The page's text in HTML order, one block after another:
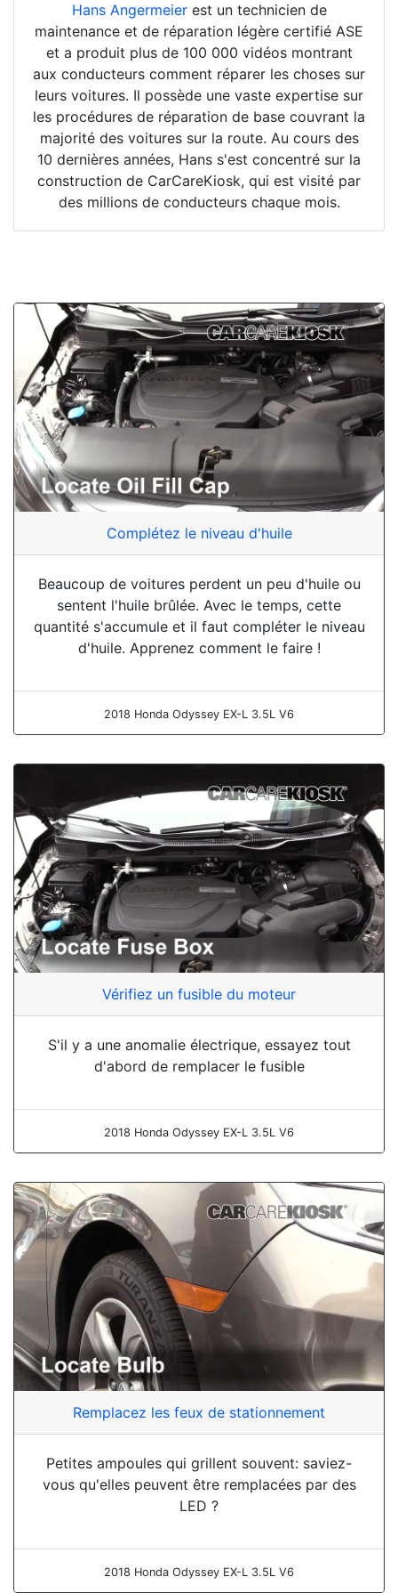
Hans Angermeierest un technicien de
maintenance et de réparation légère certifié ASE
et a produit plus de 100 000 vidéos montrant
aux conducteurs comment réparer les choses sur
leurs voitures. Il possède une vaste expertise sur
les procédures de réparation de base couvrant la
majorité des voitures sur la route. Au cours des
10 dernières années, Hans s'est concentré sur la
construction de CarCareKiosk, qui est visité par
des millions de conducteurs chaque mois.
Complétez le niveau d'huile
Beaucoup de voitures perdent un peu d'huile ou
sentent l'huile brûlée. Avec le temps, cette
quantité s'accumule et il faut compléter le niveau
d'huile. Apprenez comment le faire !
2018 Honda Odyssey EX-L 3.5L V6
Vérifiez un fusible du moteur
S'il y a une anomalie électrique, essayez tout
d'abord de remplacer le fusible
2018 Honda Odyssey EX-L 3.5L V6
Remplacez les feux de stationnement
Petites ampoules qui grillent souvent: saviez-
vous qu'elles peuvent être remplacées par des
LED ?
2018 Honda Odyssey EX-L 3.5L V6